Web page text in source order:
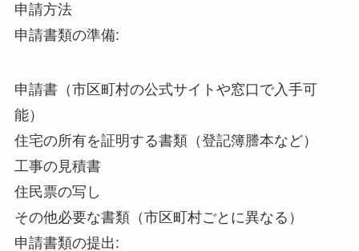
申請方法
申請書類の準備:
申請書（市区町村の公式サイトや窓口で入手可
能）
住宅の所有を証明する書類（登記簿謄本など）
工事の見積書
住民票の写し
その他必要な書類（市区町村ごとに異なる）
申請書類の提出: